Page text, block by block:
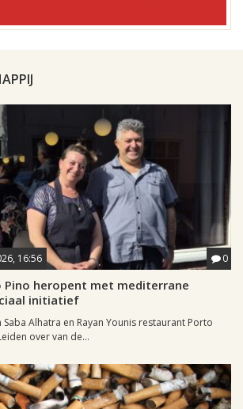
16:56 0
Pino heropent met mediterrane
initiatief
Alhatra en Rayan Younis restaurant Porto
over van de...